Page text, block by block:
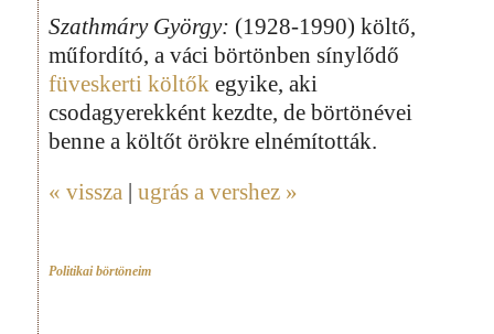
Szathmáry György: (1928-1990) költő,
műfordító, a váci börtönben sínylődő
füveskerti költők egyike, aki
csodagyerekként kezdte, de börtönévei
benne a költőt örökre elnémították.
« vissza | ugrás a vershez »
Politikai börtöneim